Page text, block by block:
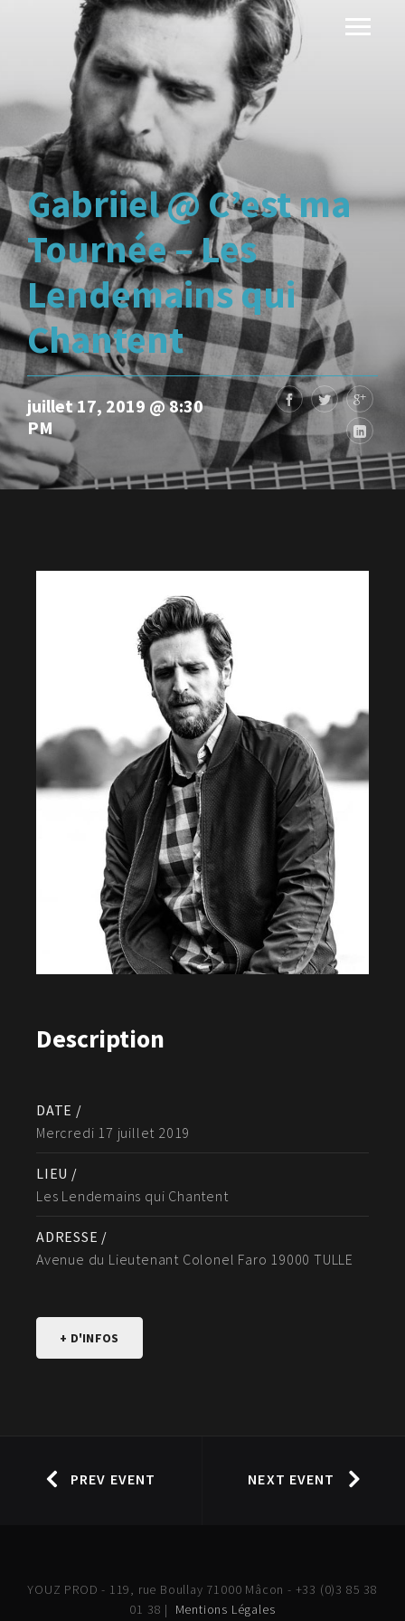
Gabriiel @ C’est ma
Tournée – Les
Lendemains qui
Chantent
juillet 17, 2019 @ 8:30
PM
Description
DATE /
Mercredi 17 juillet 2019
LIEU /
Les Lendemains qui Chantent
ADRESSE /
Avenue du Lieutenant Colonel Faro 19000 TULLE
+ D'INFOS
PREV EVENT NEXT EVENT
YOUZ PROD - 119, rue Boullay 71000 Mâcon - +33 (0)3 85 38
01 38 | Mentions Légales